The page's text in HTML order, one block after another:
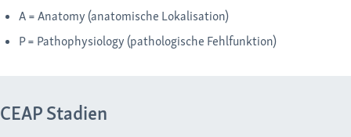
A = Anatomy (anatomische Lokalisation)
P = Pathophysiology (pathologische Fehlfunktion)
CEAP Stadien